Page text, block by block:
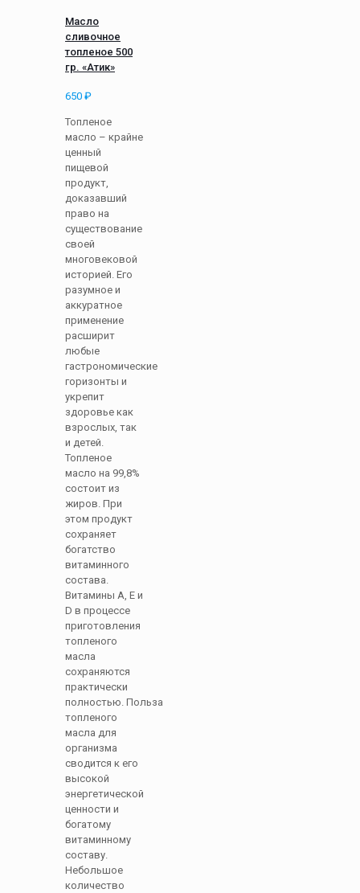
Масло
сливочное
топленое 500
гр. «Атик»
650 ₽
Топленое
масло – крайне
ценный
пищевой
продукт,
доказавший
право на
существование
своей
многовековой
историей. Его
разумное и
аккуратное
применение
расширит
любые
гастрономические
горизонты и
укрепит
здоровье как
взрослых, так
и детей.
Топленое
масло на 99,8%
состоит из
жиров. При
этом продукт
сохраняет
богатство
витаминного
состава.
Витамины А, Е и
D в процессе
приготовления
топленого
масла
сохраняются
практически
полностью. Польза
топленого
масла для
организма
сводится к его
высокой
энергетической
ценности и
богатому
витаминному
составу.
Небольшое
количество